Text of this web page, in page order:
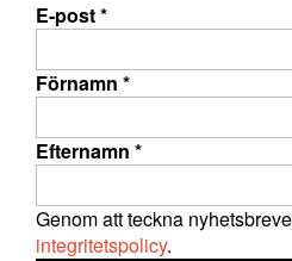
E-post*
Förnamn *
Efternamn *
Genom att teckna
integritetspolicy.